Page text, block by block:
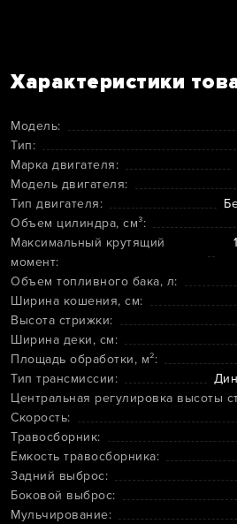
Характеристики
Модель:
Тип:
Марка двигателя:
Модель двигателя:
Тип двигателя:
Объем цилиндра, см³:
Максимальный крутящий
момент:
Объем топливного бака, л:
Ширина кошения, см:
Высота стрижки:
Ширина деки, см:
Площадь обработки, м²:
Тип трансмиссии:
Центральная регулировка высоты
Скорость:
Травосборник:
Емкость травосборника:
Задний выброс:
Боковой выброс:
Мульчирование: